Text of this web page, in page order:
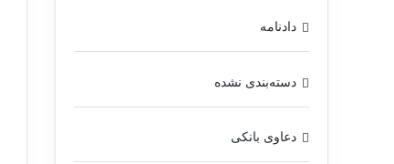
دادنامه
دسته‌بندی نشده
دعاوی بانکی